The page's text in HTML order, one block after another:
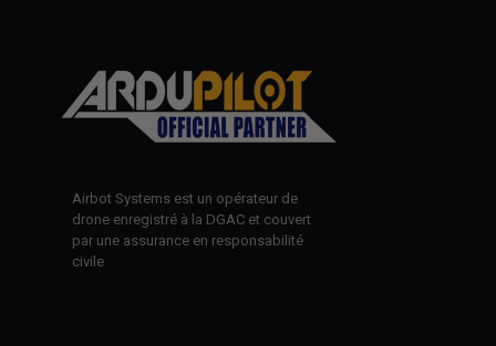
Airbot Systems est un opérateur de
drone enregistré à la DGAC et couvert
par une assurance en responsabilité
civile